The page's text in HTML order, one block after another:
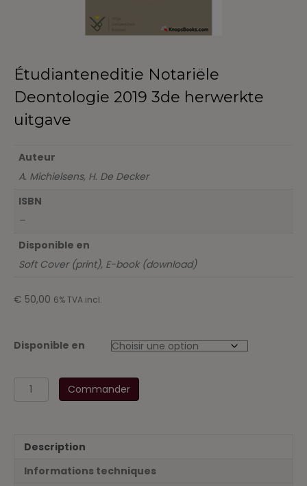
Étudianteneditie Notariële
Deontologie 2019 3de herwerkte
uitgave
Auteur
A. Michielsens, H. De Decker
ISBN
–
Disponible en
Soft Cover (print), E-book (download)
€ 50,00 6% TVA incl.
Disponible en
quantité
de
2019
3de
Commander
Description
Informations techniques